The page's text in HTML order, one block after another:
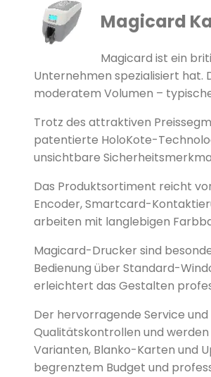
Magicard
Magicard ist ein
Unternehmen spezialisiert hat.
moderatem Volumen –
Trotz des attraktiven
patentierte HoloKote-
unsichtbare
Das Produktsortiment reicht
Encoder, Smartcard-
arbeiten mit langlebigen
Magicard-Drucker sind
Bedienung über Standard-
erleichtert das Gestalten
Der hervorragende Service
Qualitätskontrollen und
Varianten, Blanko-Karten und
begrenztem Budget und